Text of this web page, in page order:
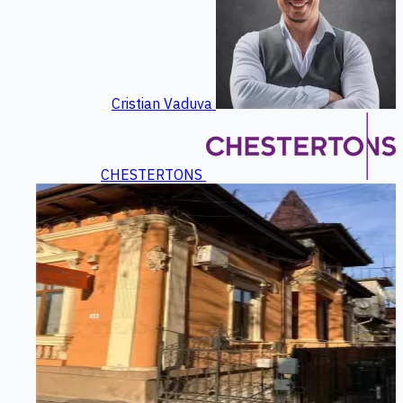
Cristian Vaduva
CHESTERTONS